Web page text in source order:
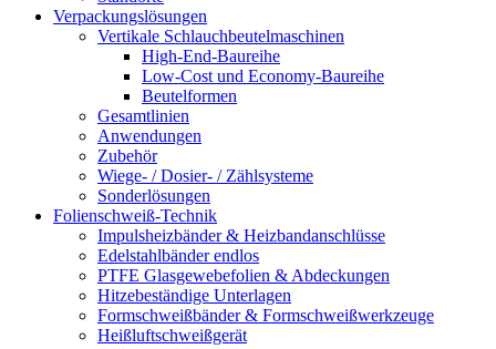
Verpackungslösungen
Vertikale Schlauch­beutelmaschinen
High-End-Baureihe
Low-Cost und Economy-Baureihe
Beutelformen
Gesamtlinien
Anwendungen
Zubehör
Wiege- / Dosier- / Zählsysteme
Sonderlösungen
Folienschweiß-Technik
Impuls­heizbänder & Heizband­anschlüsse
Edelstahlbänder endlos
PTFE Glas­gewebefolien & Abdeckungen
Hitzebeständige Unterlagen
Formschweiß­bänder & Formschweiß­werkzeuge
Heißluftschweißgerät